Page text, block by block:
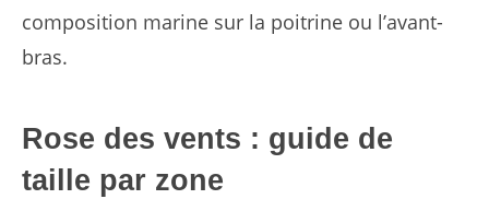
composition marine sur la poitrine ou l’avant-
bras.
Rose des vents : guide de
taille par zone